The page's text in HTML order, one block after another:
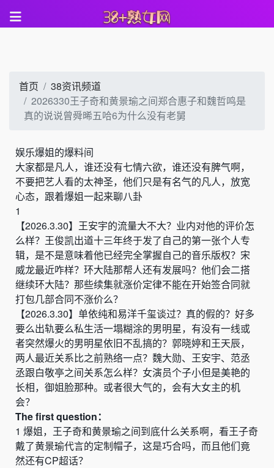
首页
38资讯频道
2026330王子奇和黄景瑜之间郑合惠子和魏哲鸣是
真的说说曾舜晞五哈6为什么没有老舅
娱乐爆姐的爆料间
大家都是凡人，谁还没有七情六欲，谁还没有脾气啊，
不要把艺人看的太神圣，他们只是有名气的凡人，放宽
心态，跟着爆姐一起来聊八卦
1
【2026.3.30】 王安宇的流量大不大？业内对他的评价怎
么样？ 王俊凯出道十三年终于发了自己的第一张个人专
辑，是不是意味着他已经完全掌握自己的音乐版权？ 宋
威龙最近咋样？环大陆那帮人还有发展吗？他们会二搭
继续环大陆？ 那些续集就涨价定律不能在开始签合同就
打包几部合同不涨价么？
【2026.3.30】 单依纯和易洋千玺谈过？真的假的？ 好多
要么出轨要么私生活一塌糊涂的男明星， 有没有一线或
者突然爆火的男明星依旧不乱搞的？ 郭晓婷和王天辰，
两人最近关系比之前熟络一点？魏大勋、王安宇、范丞
丞跟白敬亭之间关系怎么样？ 女演员个子小但是美艳的
长相，御姐脸那种。或者很大气的，会有大女主的机
会？
Thefirstquestion：
1 爆姐，王子奇和黄景瑜之间到底什么关系啊，看王子奇
戴了黄景瑜代言的定制帽子，这是巧合吗，而且他们竟
然还有CP超话？